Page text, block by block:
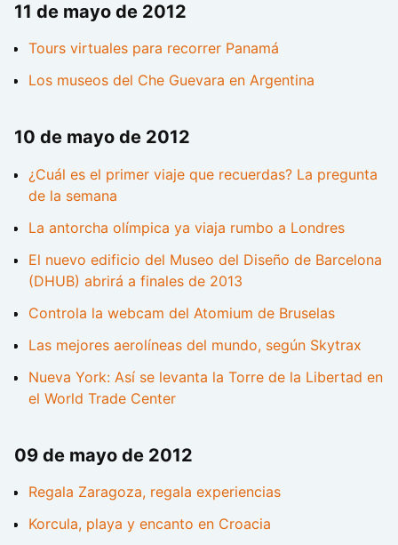
11 de mayo de 2012
Tours virtuales para recorrer Panamá
Los museos del Che Guevara en Argentina
10 de mayo de 2012
¿Cuál es el primer viaje que recuerdas? La pregunta
de la semana
La antorcha olímpica ya viaja rumbo a Londres
El nuevo edificio del Museo del Diseño de Barcelona
(DHUB) abrirá a finales de 2013
Controla la webcam del Atomium de Bruselas
Las mejores aerolíneas del mundo, según Skytrax
Nueva York: Así se levanta la Torre de la Libertad en
el World Trade Center
09 de mayo de 2012
Regala Zaragoza, regala experiencias
Korcula, playa y encanto en Croacia